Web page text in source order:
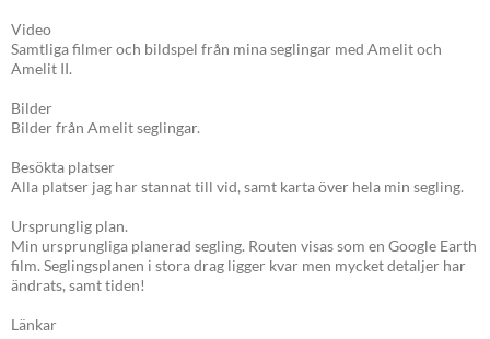
Video
Samtliga filmer och bildspel från mina seglingar med Amelit och
Amelit II.
Bilder
Bilder från Amelit seglingar.
Besökta platser
Alla platser jag har stannat till vid, samt karta över hela min segling.
Ursprunglig plan.
Min ursprungliga planerad segling. Routen visas som en Google Earth
film. Seglingsplanen i stora drag ligger kvar men mycket detaljer har
ändrats, samt tiden!
Länkar